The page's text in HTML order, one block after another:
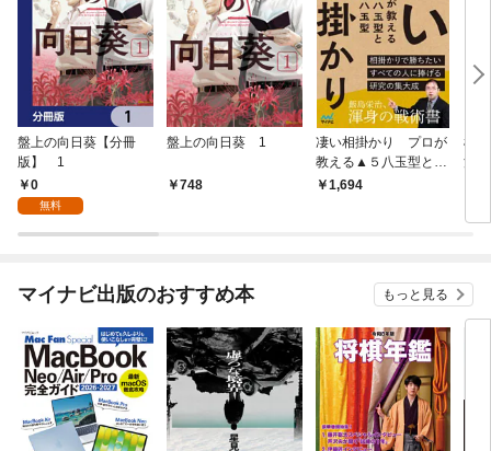
盤上の向日葵【分冊
版】 1
0
無料
盤上の向日葵 1
748
凄い相掛かり プロが
教える▲５八玉型と▲
６八玉型
1,694
横
流
マイナビ出版のおすすめ本 もっと見る